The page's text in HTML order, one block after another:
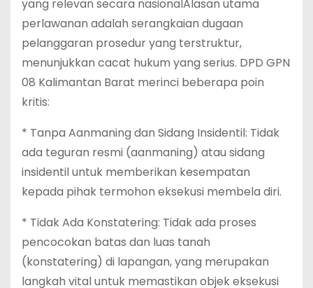
yang relevan secara nasionalAlasan utama
perlawanan adalah serangkaian dugaan
pelanggaran prosedur yang terstruktur,
menunjukkan cacat hukum yang serius. DPD GPN
08 Kalimantan Barat merinci beberapa poin
kritis:
* Tanpa Aanmaning dan Sidang Insidentil: Tidak
ada teguran resmi (aanmaning) atau sidang
insidentil untuk memberikan kesempatan
kepada pihak termohon eksekusi membela diri.
* Tidak Ada Konstatering: Tidak ada proses
pencocokan batas dan luas tanah
(konstatering) di lapangan, yang merupakan
langkah vital untuk memastikan objek eksekusi